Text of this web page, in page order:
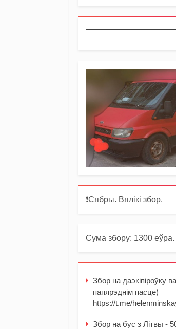
❗️Сябры. Вялікі збор.
Сума збору: 1300 еўра.
Збор на даэкіпіроўку
папярэднім пасце)
https://t.me/
Збор на бус з Літвы -